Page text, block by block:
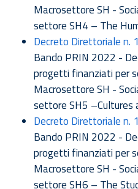
Macrosettore SH -
settore SH4 – The
Decreto Direttoriale
Bando PRIN 2022 -
progetti finanziati per
Macrosettore SH -
settore SH5 –Cultures
Decreto Direttoriale
Bando PRIN 2022 -
progetti finanziati per
Macrosettore SH -
settore SH6 – The